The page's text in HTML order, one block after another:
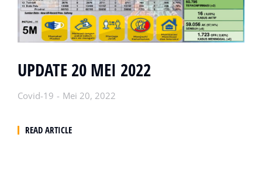
UPDATE 20 MEI 2022
Covid-19 Mei 20, 2022
READ ARTICLE